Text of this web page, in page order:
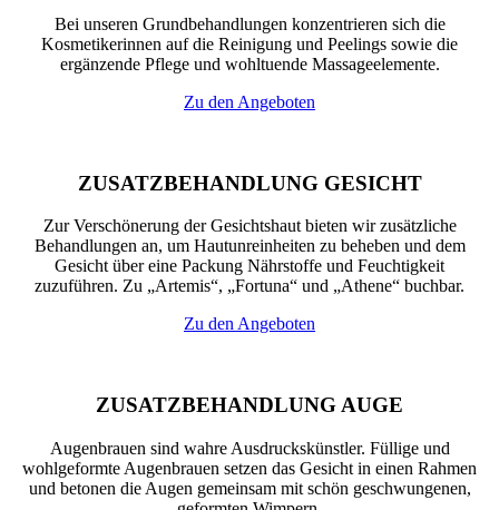
Bei unseren Grundbehandlungen konzentrieren sich die
Kosmetikerinnen auf die Reinigung und Peelings sowie die
ergänzende Pflege und wohltuende Massageelemente.
Zu den Angeboten
ZUSATZBEHANDLUNG GESICHT
Zur Verschönerung der Gesichtshaut bieten wir zusätzliche
Behandlungen an, um Hautunreinheiten zu beheben und dem
Gesicht über eine Packung Nährstoffe und Feuchtigkeit
zuzuführen. Zu „Artemis“, „Fortuna“ und „Athene“ buchbar.
Zu den Angeboten
ZUSATZBEHANDLUNG AUGE
Augenbrauen sind wahre Ausdruckskünstler. Füllige und
wohlgeformte Augenbrauen setzen das Gesicht in einen Rahmen
und betonen die Augen gemeinsam mit schön geschwungenen,